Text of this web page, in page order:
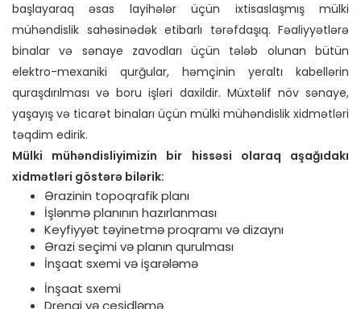
başlayaraq əsas layihələr üçün ixtisaslaşmış mülki
mühəndislik sahəsinədək etibarlı tərəfdaşıq. Fəaliyyətlərə
binalar və sənaye zavodları üçün tələb olunan bütün
elektro-mexaniki qurğular, həmçinin yeraltı kabellərin
quraşdırılması və boru işləri daxildir. Müxtəlif növ sənaye,
yaşayış və ticarət binaları üçün mülki mühəndislik xidmətləri
təqdim edirik.
Mülki mühəndisliyimizin bir hissəsi olaraq aşağıdakı
xidmətləri göstərə bilərik:
Ərazinin topoqrafik planı
İşlənmə planının hazırlanması
Keyfiyyət təyinetmə proqramı və dizaynı
Ərazi seçimi və planın qurulması
İnşaat sxemi və işarələmə
İnşaat sxemi